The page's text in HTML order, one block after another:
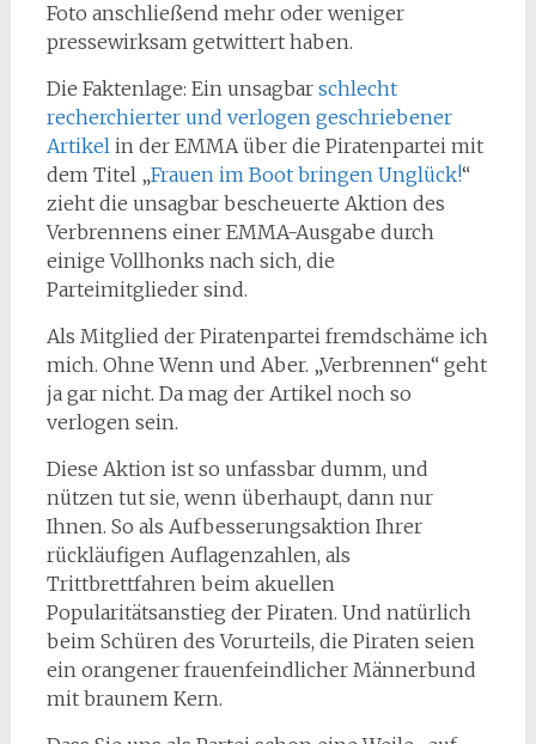
Foto anschließend mehr oder weniger
pressewirksam getwittert haben.
Die Faktenlage: Ein unsagbar schlecht
recherchierter und verlogen geschriebener
Artikelin der EMMA über die Piratenpartei mit
dem Titel „Frauen im Boot bringen Unglück!“
zieht die unsagbar bescheuerte Aktion des
Verbrennens einer EMMA-Ausgabe durch
einige Vollhonks nach sich, die
Parteimitglieder sind.
Als Mitglied der Piratenpartei fremdschäme ich
mich. Ohne Wenn und Aber. „Verbrennen“ geht
ja gar nicht. Da mag der Artikel noch so
verlogen sein.
Diese Aktion ist so unfassbar dumm, und
nützen tut sie, wenn überhaupt, dann nur
Ihnen. So als Aufbesserungsaktion Ihrer
rückläufigen Auflagenzahlen, als
Trittbrettfahren beim akuellen
Popularitätsanstieg der Piraten. Und natürlich
beim Schüren des Vorurteils, die Piraten seien
ein orangener frauenfeindlicher Männerbund
mit braunem Kern.